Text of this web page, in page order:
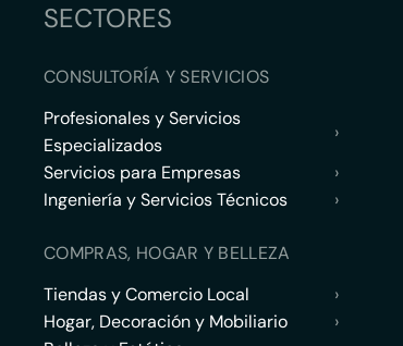
SECTORES
CONSULTORÍA Y SERVICIOS
Profesionales y Servicios
Especializados
›
Servicios para Empresas
›
Ingeniería y Servicios Técnicos
›
COMPRAS, HOGAR Y BELLEZA
Tiendas y Comercio Local
›
Hogar, Decoración y Mobiliario
›